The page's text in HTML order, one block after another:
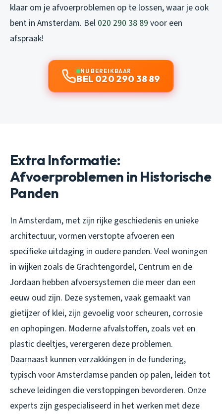
klaar om je afvoerproblemen op te lossen, waar je ook
bent in Amsterdam. Bel 020 290 38 89 voor een
afspraak!
NU BEREIKBAAR
BEL 020 290 38 89
Extra Informatie:
Afvoerproblemen in Historische
Panden
In Amsterdam, met zijn rijke geschiedenis en unieke
architectuur, vormen verstopte afvoeren een
specifieke uitdaging in oudere panden. Veel woningen
in wijken zoals de Grachtengordel, Centrum en de
Jordaan hebben afvoersystemen die meer dan een
eeuw oud zijn. Deze systemen, vaak gemaakt van
gietijzer of klei, zijn gevoelig voor scheuren, corrosie
en ophopingen. Moderne afvalstoffen, zoals vet en
plastic deeltjes, verergeren deze problemen.
Daarnaast kunnen verzakkingen in de fundering,
typisch voor Amsterdamse panden op palen, leiden tot
scheve leidingen die verstoppingen bevorderen. Onze
experts zijn gespecialiseerd in het werken met deze